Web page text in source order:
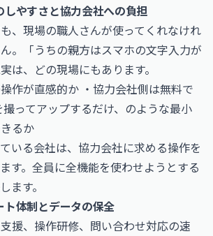
しやすさと協力会社への負担
、現場の職人さんが使ってくれなけれ
。「うちの親方はスマホの文字入力が
は、どの現場にもあります。
作が直感的か ・協力会社側は無料で
ってアップするだけ、のような最小
るか
いる会社は、協力会社に求める操作を
す。全員に全機能を使わせようとする
ます。
ト体制とデータの保全
援、操作研修、問い合わせ対応の速